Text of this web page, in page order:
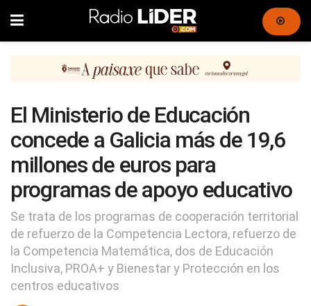
El Ministerio de Educación
concede a Galicia más de 19,6
millones de euros para
programas de apoyo educativo
Se trata de los programas de cooperación territorial
de refuerzo de la Competencia Lectora, refuerzo de
la Competencia Matemática, dos de Educación
Inclusiva, PROA+ y Bienestar y Protección en los
centros educativos